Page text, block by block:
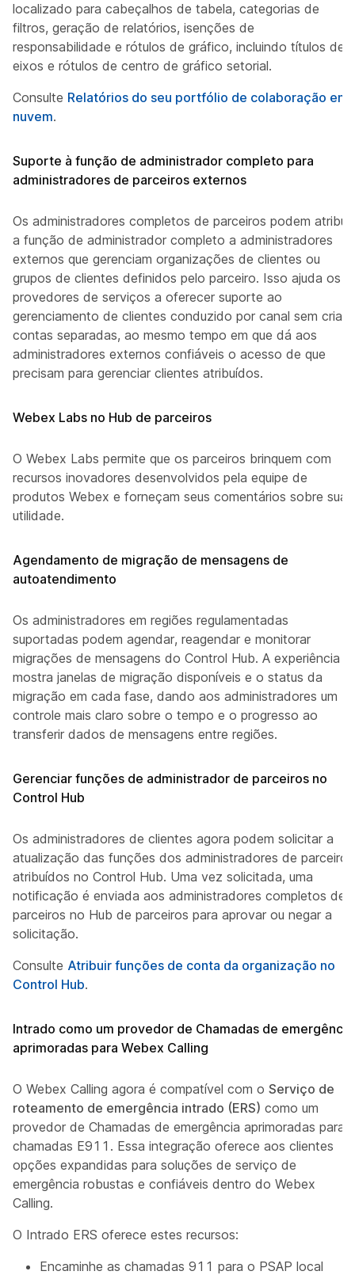
localizado para cabeçalhos de tabela, categorias de
filtros, geração de relatórios, isenções de
responsabilidade e rótulos de gráfico, incluindo títulos de
eixos e rótulos de centro de gráfico setorial.
Consulte Relatórios do seu portfólio de colaboração em
nuvem.
Suporte à função de administrador completo para
administradores de parceiros externos
Os administradores completos de parceiros podem atribuir
a função de administrador completo a administradores
externos que gerenciam organizações de clientes ou
grupos de clientes definidos pelo parceiro. Isso ajuda os
provedores de serviços a oferecer suporte ao
gerenciamento de clientes conduzido por canal sem criar
contas separadas, ao mesmo tempo em que dá aos
administradores externos confiáveis o acesso de que
precisam para gerenciar clientes atribuídos.
Webex Labs no Hub de parceiros
O Webex Labs permite que os parceiros brinquem com
recursos inovadores desenvolvidos pela equipe de
produtos Webex e forneçam seus comentários sobre sua
utilidade.
Agendamento de migração de mensagens de
autoatendimento
Os administradores em regiões regulamentadas
suportadas podem agendar, reagendar e monitorar
migrações de mensagens do Control Hub. A experiência
mostra janelas de migração disponíveis e o status da
migração em cada fase, dando aos administradores um
controle mais claro sobre o tempo e o progresso ao
transferir dados de mensagens entre regiões.
Gerenciar funções de administrador de parceiros no
Control Hub
Os administradores de clientes agora podem solicitar a
atualização das funções dos administradores de parceiros
atribuídos no Control Hub. Uma vez solicitada, uma
notificação é enviada aos administradores completos de
parceiros no Hub de parceiros para aprovar ou negar a
solicitação.
Consulte Atribuir funções de conta da organização no
Control Hub.
Intrado como um provedor de Chamadas de emergência
aprimoradas para Webex Calling
O Webex Calling agora é compatível com o Serviço de
roteamento de emergência intrado (ERS) como um
provedor de Chamadas de emergência aprimoradas para
chamadas E911. Essa integração oferece aos clientes
opções expandidas para soluções de serviço de
emergência robustas e confiáveis dentro do Webex
Calling.
O Intrado ERS oferece estes recursos:
Encaminhe as chamadas 911 para o PSAP local